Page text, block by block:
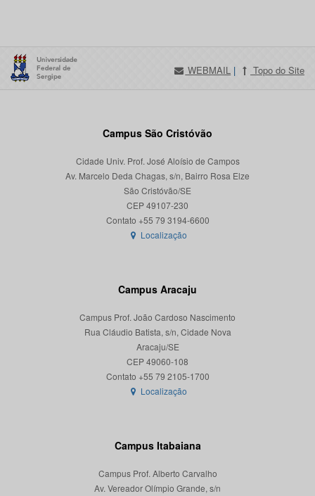
WEBMAIL | Topo do Site
Campus São Cristóvão
Cidade Univ. Prof. José Aloísio de Campos
Av. Marcelo Deda Chagas, s/n, Bairro Rosa Elze
São Cristóvão/SE
CEP 49107-230
Localização
Campus Aracaju
Campus Prof. João Cardoso Nascimento
Rua Cláudio Batista, s/n, Cidade Nova
Aracaju/SE
CEP 49060-108
Localização
Campus Itabaiana
Campus Prof. Alberto Carvalho
Av. Vereador Olímpio Grande, s/n